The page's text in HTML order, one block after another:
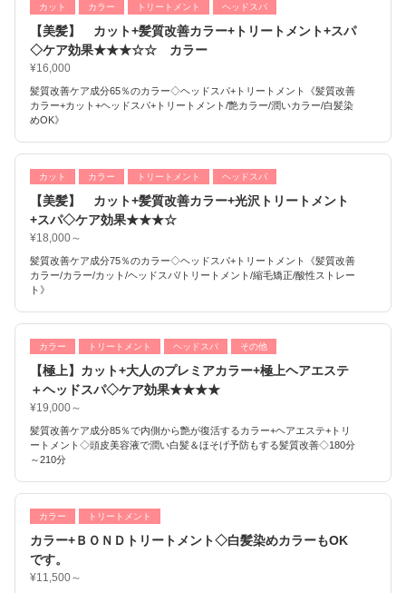
カット カラー トリートメント ヘッドスパ
【美髪】 カット+髪質改善カラー+トリートメント+スパ
◇ケア効果★★★☆☆ カラー
¥16,000
髪質改善ケア成分65％のカラー◇ヘッドスパ+トリートメント《髪質改善
カラー+カット+ヘッドスパ+トリートメント/艶カラー/潤いカラー/白髪染
めOK》
カット カラー トリートメント ヘッドスパ
【美髪】 カット+髪質改善カラー+光沢トリートメント
+スパ◇ケア効果★★★☆
¥18,000～
髪質改善ケア成分75％のカラー◇ヘッドスパ+トリートメント《髪質改善
カラー/カラー/カット/ヘッドスパ/トリートメント/縮毛矯正/酸性ストレー
ト》
カラー トリートメント ヘッドスパ その他
【極上】カット+大人のプレミアカラー+極上ヘアエステ
＋ヘッドスパ◇ケア効果★★★★
¥19,000～
髪質改善ケア成分85％で内側から艶が復活するカラー+ヘアエステ+トリ
ートメント◇頭皮美容液で潤い白髪＆ほそげ予防もする髪質改善◇180分
～210分
カラー トリートメント
カラー+ＢＯＮＤトリートメント◇白髪染めカラーもOK
です。
¥11,500～